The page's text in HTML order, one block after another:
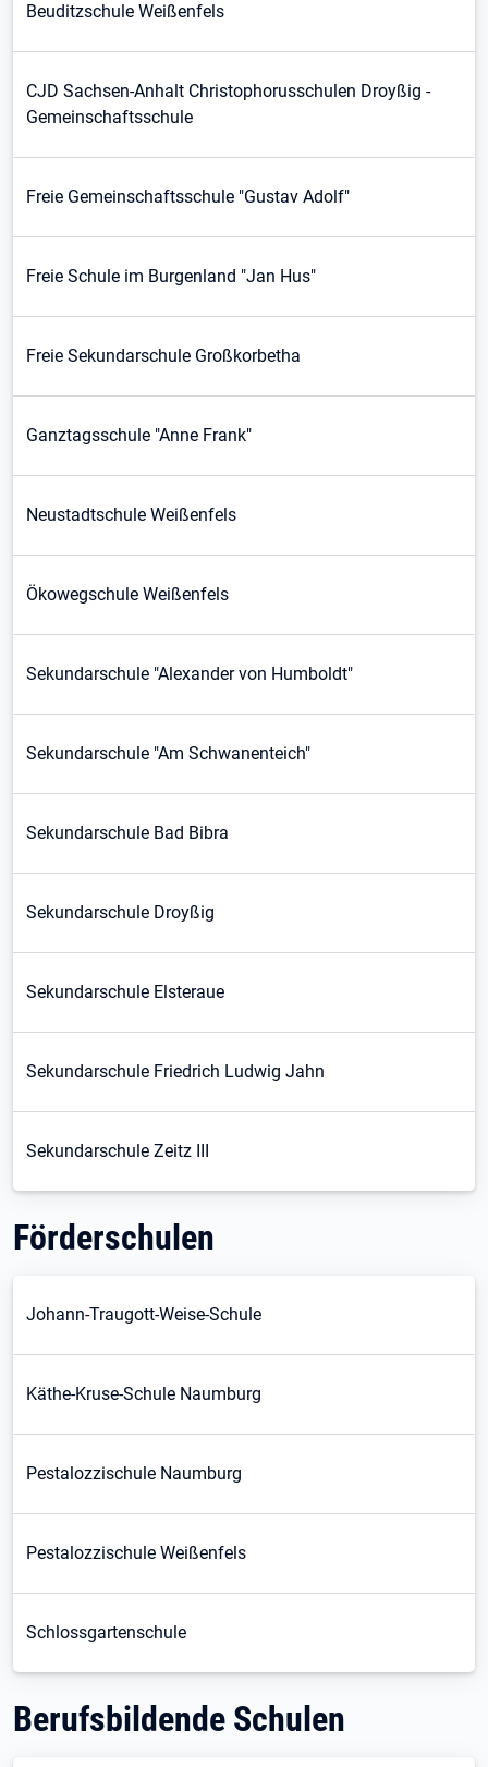
Beuditzschule Weißenfels
CJD Sachsen-Anhalt Christophorusschulen Droyßig -
Gemeinschaftsschule
Freie Gemeinschaftsschule "Gustav Adolf"
Freie Schule im Burgenland "Jan Hus"
Freie Sekundarschule Großkorbetha
Ganztagsschule "Anne Frank"
Neustadtschule Weißenfels
Ökowegschule Weißenfels
Sekundarschule "Alexander von Humboldt"
Sekundarschule "Am Schwanenteich"
Sekundarschule Bad Bibra
Sekundarschule Droyßig
Sekundarschule Elsteraue
Sekundarschule Friedrich Ludwig Jahn
Sekundarschule Zeitz III
Förderschulen
Johann-Traugott-Weise-Schule
Käthe-Kruse-Schule Naumburg
Pestalozzischule Naumburg
Pestalozzischule Weißenfels
Schlossgartenschule
Berufsbildende Schulen